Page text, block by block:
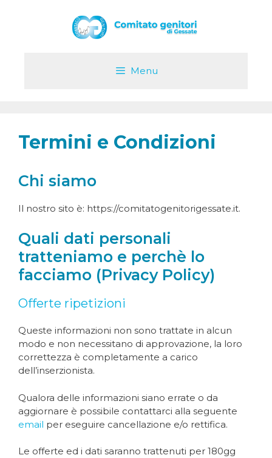
Menu
Termini e Condizioni
Chi siamo
Il nostro sito è: https://comitatogenitorigessate.it.
Quali dati personali
tratteniamo e perchè lo
facciamo (Privacy Policy)
Offerte ripetizioni
Queste informazioni non sono trattate in alcun
modo e non necessitano di approvazione, la loro
correttezza è completamente a carico
dell’inserzionista.
Qualora delle informazioni siano errate o da
aggiornare è possibile contattarci alla seguente
email per eseguire cancellazione e/o rettifica.
Le offerte ed i dati saranno trattenuti per 180gg